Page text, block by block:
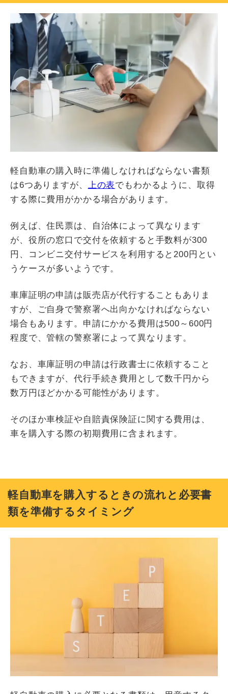
軽自動車の購入時に準備しなければならない書類
は6つありますが、 上の表でもわかるように、取得
する際に費用がかかる場合があります。
例えば、住民票は、自治体によって異なります
が、役所の窓口で交付を依頼すると手数料が300
円、コンビニ交付サービスを利用すると200円とい
うケースが多いようです。
車庫証明の申請は販売店が代行することもありま
すが、ご自身で警察署へ出向かなければならない
場合もあります。申請にかかる費用は500～600円
程度で、管轄の警察署によって異なります。
なお、車庫証明の申請は行政書士に依頼すること
もできますが、代行手続き費用として数千円から
数万円ほどかかる可能性があります。
そのほか車検証や自賠責保険証に関する費用は、
車を購入する際の初期費用に含まれます。
軽自動車を購入するときの流れと必要書
類を準備するタイミング